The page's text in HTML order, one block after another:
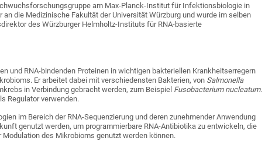
am Max-Planck-Institut für Infektionsbiologie in
die Medizinische Fakultät der Universität Würzburg und wurde im selben
des Würzburger Helmholtz-Instituts für RNA-basierte
und RNA-bindenden Proteinen in wichtigen bakteriellen Krankheitserregern
Er arbeitet dabei mit verschiedensten Bakterien, von Salmonella
in Verbindung gebracht werden, zum Beispiel Fusobacterium nucleatum.
Regulator verwenden.
im Bereich der RNA-Sequenzierung und deren zunehmender Anwendung
genutzt werden, um programmierbare RNA-Antibiotika zu entwickeln, die
des Mikrobioms genutzt werden können.